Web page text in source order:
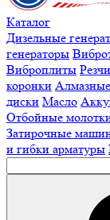
Каталог
Дизельные
генераторы
Виброплиты
коронки
диски Масло
Отбойные
Затирочные
и гибки арматуры